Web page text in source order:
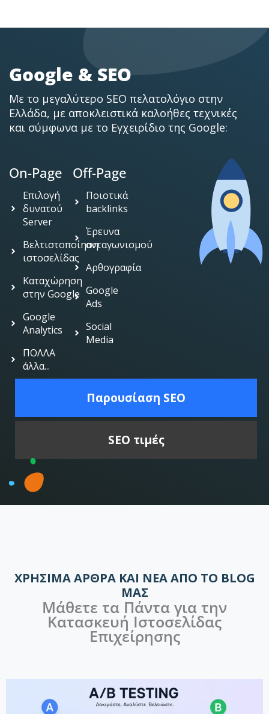
Google & SEO
Με το μεγαλύτερο SEO πελατολόγιο στην
Ελλάδα, με αποκλειστικά καλοήθες τεχνικές
και σύμφωνα με το Εγχειρίδιο της Google:
On-Page
Επιλογή
δυνατού
Server
Βελτιστοποίηση
ιστοσελίδας
Καταχώρηση
στην Google
Google
Analytics
ΠΟΛΛΑ
άλλα...
Off-Page
Ποιοτικά
backlinks
Έρευνα
ανταγωνισμού
Αρθογραφία
Google
Ads
Social
Media
Παρουσίαση SEO
SEO τιμές
ΧΡΉΣΙΜΑ ΆΡΘΡΑ ΚΑΙ ΝΈΑ ΑΠΌ ΤΟ BLOG
ΜΑΣ
Μάθετε τα Πάντα για την
Κατασκευή Ιστοσελίδας
Επιχείρησης